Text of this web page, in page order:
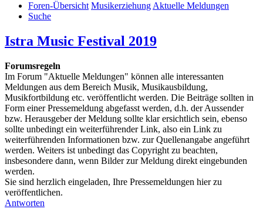
Foren-Übersicht MusikerziehungAktuelle Meldungen
Suche
Istra Music Festival 2019
Forumsregeln
Im Forum "Aktuelle Meldungen" können alle interessanten
Meldungen aus dem Bereich Musik, Musikausbildung,
Musikfortbildung etc. veröffentlicht werden. Die Beiträge sollten in
Form einer Pressemeldung abgefasst werden, d.h. der Aussender
bzw. Herausgeber der Meldung sollte klar ersichtlich sein, ebenso
sollte unbedingt ein weiterführender Link, also ein Link zu
weiterführenden Informationen bzw. zur Quellenangabe angeführt
werden. Weiters ist unbedingt das Copyright zu beachten,
insbesondere dann, wenn Bilder zur Meldung direkt eingebunden
werden.
Sie sind herzlich eingeladen, Ihre Pressemeldungen hier zu
veröffentlichen.
Antworten